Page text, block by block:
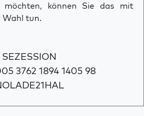
möchten, können Sie das mit
Wahl tun.
SEZESSION
3762 1894 1405 98